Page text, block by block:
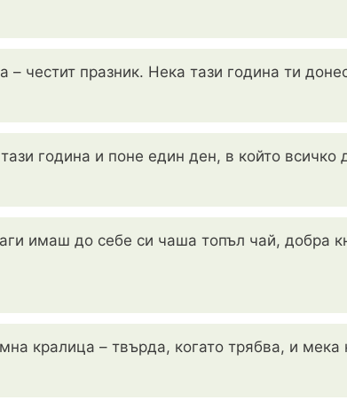
честит празник. Нека тази година ти
година и поне един ден, в който всичко
имаш до себе си чаша топъл чай, добра
кралица – твърда, когато трябва, и